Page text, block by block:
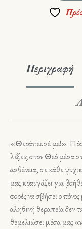
Περιγραφή
«Θεράπευσέ με!».
λέξεις στον Θεό μέσα
ασθένεια, σε κάθε
μας κραυγάζει για
φορές να σβήσει ο
αληθινή θεραπεία δεν
θεμελιώσει μέσα μας